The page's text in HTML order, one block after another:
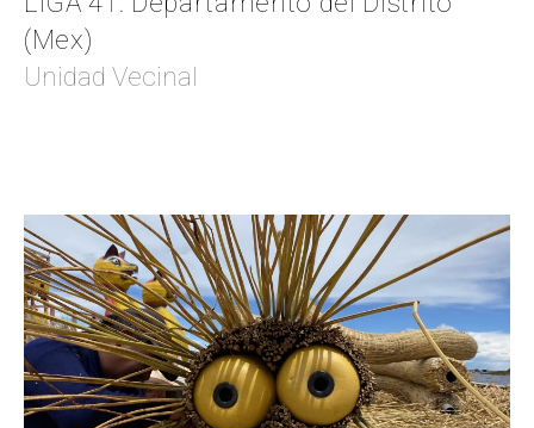
(Mex)
Unidad Vecinal